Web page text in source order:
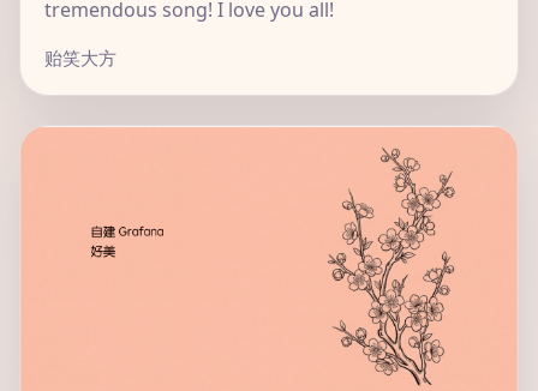
tremendous song! I love you all!
贻笑大方